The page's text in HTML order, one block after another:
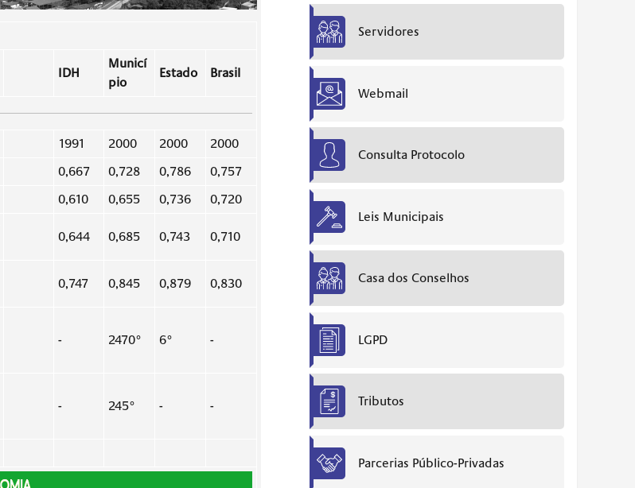
IDH
Municí
pio
Estado Brasil
1991 2000 2000
2000
0,667 0,728 0,786
0,757
0,610 0,655 0,736
0,720
0,644 0,685 0,743 0,710
0,747 0,845 0,879 0,830
- 2470° 6° -
- 245° - -
Servidores
Webmail
Consulta Protocolo
Leis Municipais
Casa dos Conselhos
LGPD
Tributos
Parcerias Público-Privadas